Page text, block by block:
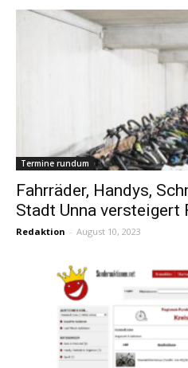
Termine rundum
Fahrräder, Handys,
Stadt Unna versteigert
Redaktion - August 10, 2023